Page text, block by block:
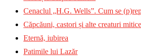
Cenaclul „H.G. Wells”. Cum se
Căpcăuni, castori și alte creaturi mitice
Eternă, iubirea
Patimile lui Lazăr